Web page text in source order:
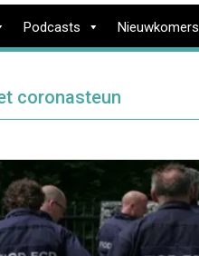
Podcasts Nieuwkomers
coronasteun